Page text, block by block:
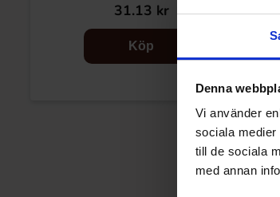
Denna
Vi använder
sociala
till de sociala
med annan
31.13 kr
Köp